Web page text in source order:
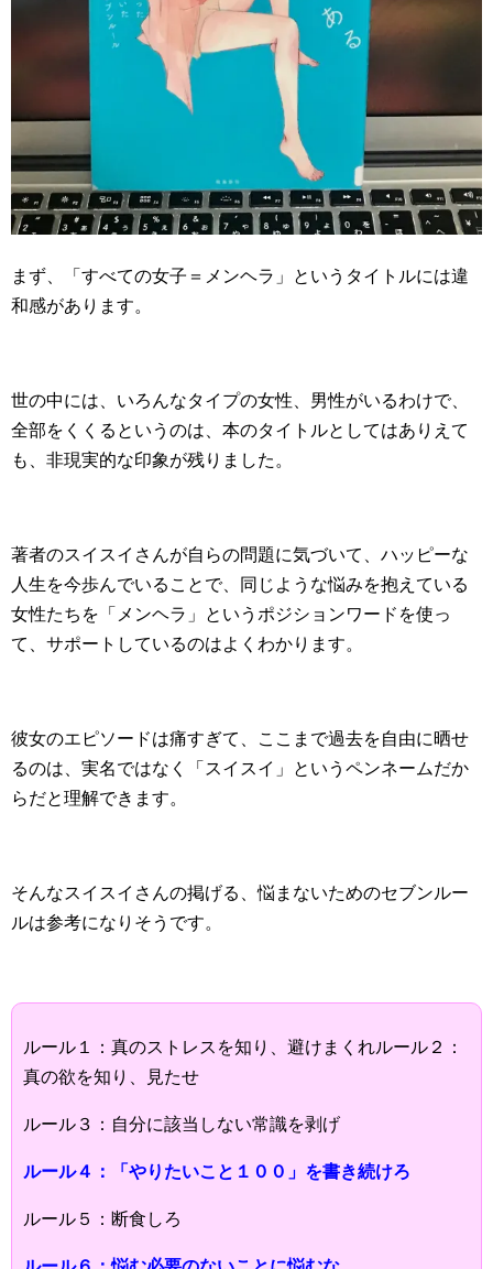
まず、「すべての女子＝メンヘラ」というタイトルには違
和感があります。
世の中には、いろんなタイプの女性、男性がいるわけで、
全部をくくるというのは、本のタイトルとしてはありえて
も、非現実的な印象が残りました。
著者のスイスイさんが自らの問題に気づいて、ハッピーな
人生を今歩んでいることで、同じような悩みを抱えている
女性たちを「メンヘラ」というポジションワードを使っ
て、サポートしているのはよくわかります。
彼女のエピソードは痛すぎて、ここまで過去を自由に晒せ
るのは、実名ではなく「スイスイ」というペンネームだか
らだと理解できます。
そんなスイスイさんの掲げる、悩まないためのセブンルー
ルは参考になりそうです。
ルール１：真のストレスを知り、避けまくれルール２：
真の欲を知り、見たせ
ルール３：自分に該当しない常識を剥げ
ルール４：「やりたいこと１００」を書き続けろ
ルール５：断食しろ